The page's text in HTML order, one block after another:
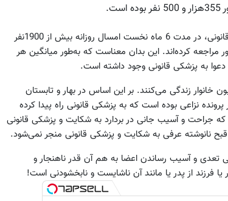
بر اساس این آمار دکتر احمد شجاعی رئیس سازمان پزشکی قانونی، در مدت 6 ماه نخست امسال روزانه بیش از 1900نفر
مراجعه کرده‌‌اند. این بدان معناست که به‌طور میانگین هر
سرشماری سال 1385 در ایران حدود 17.5 میلیون خانوار زندگی می‌کنند. بر این اساس در بهار و تابستان
یک خانوار درگیر پرونده نزاعی بوده است که به پزشکی قانونی راه پیدا کرده
جراحت و آسیب جانی در بردارد به شکایت و پزشکی قانونی
نانوشته عرفی به شکایت و پزشکی قانونی منجر نمی‌شود.
تعدی و آسیب رساندن اعضا به هم آن قدر ناهنجار و
فرزند از پدر یا مانند آن ناشایست و نابخشودنی است!
برخورد تاریخی موشک فالکون
۹ با ماه + فیلم
با امنیت و بازده
گوشی موبایل نوکیا رجیستر شده🔥
درب منزل + تخفیف ویژه)
سفارش بده!